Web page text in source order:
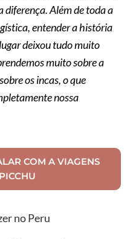
diferença. Além de toda a
entender a história
deixou tudo muito
muito sobre a
os incas, o que
nossa
COM A VIAGENS
no Peru